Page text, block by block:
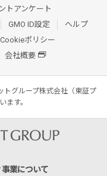
トアンケート
GMO ID設定
ヘルプ
Cookieポリシー
会社概要
トグループ株式会社（東証プ
ます。
業について